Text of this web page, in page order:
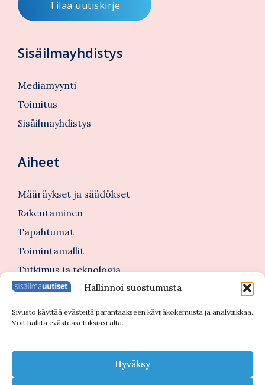
Hallinnoi suostumusta
Sivusto käyttää evästeitä parantaakseen kävijäkokemusta ja analytiikkaa.
Voit hallita evästeasetuksiasi alta.
Hyväksy
Sisäilmayhdistys
Mediamyynti
Toimitus
Sisäilmayhdistys
Aiheet
Määräykset ja säädökset
Rakentaminen
Tapahtumat
Toimintamallit
Tutkimus ja teknologia
Tutustu myös